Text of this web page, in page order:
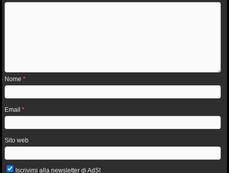
Nome*
Email*
Sito web
Iscrivimi alla newsletter di AdS!